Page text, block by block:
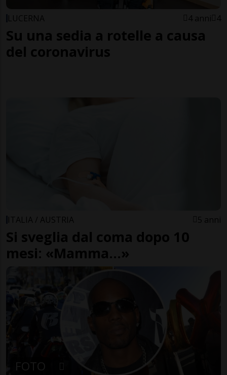
LUCERNA 4 anni 4
Su una sedia a rotelle a causa
del coronavirus
ITALIA / AUSTRIA 5 anni
Si sveglia dal coma dopo 10
mesi: «Mamma...»
FOTO